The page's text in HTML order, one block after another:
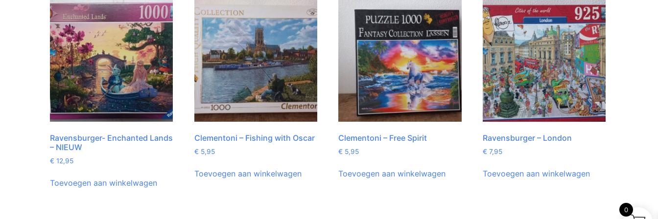
Ravensburger- Enchanted Lands
– NIEUW
€ 12,95
Toevoegen aan winkelwagen
Clementoni – Fishing with Oscar
€ 5,95
Toevoegen aan winkelwagen
Clementoni – Free Spirit
€ 5,95
Toevoegen aan winkelwagen
Ravensburger – London
€ 7,95
Toevoegen aan winkelwagen
0